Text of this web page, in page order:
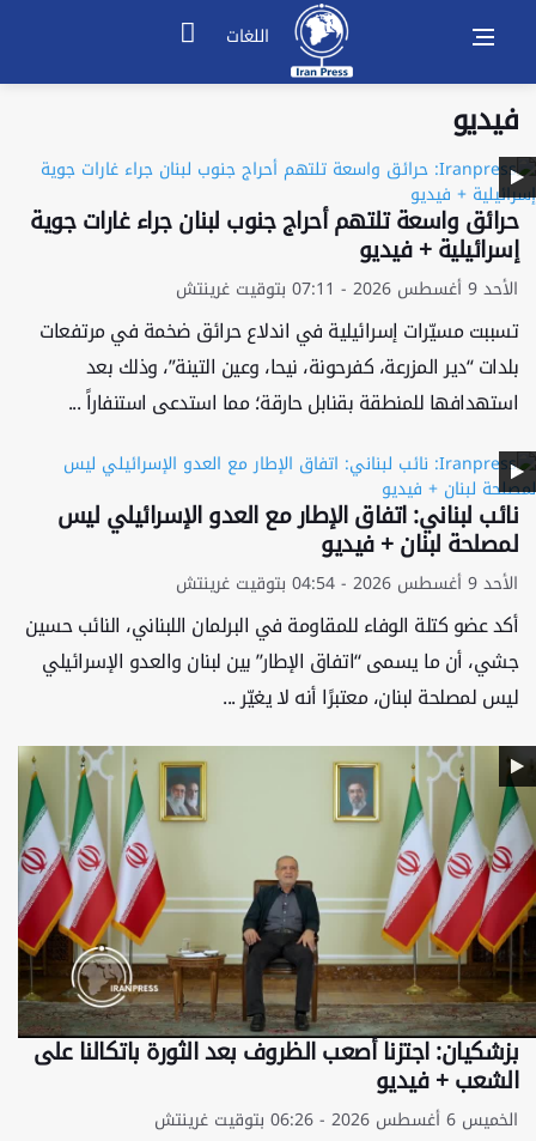
اللغات
فيديو
حرائق واسعة تلتهم أحراج جنوب لبنان جراء غارات جوية
إسرائيلية + فيديو
الأحد 9 أغسطس 2026 - 07:11 بتوقيت غرينتش
تسببت مسيّرات إسرائيلية في اندلاع حرائق ضخمة في مرتفعات
بلدات “دير المزرعة، كفرحونة، نيحا، وعين التينة”، وذلك بعد
استهدافها للمنطقة بقنابل حارقة؛ مما استدعى استنفاراً ...
نائب لبناني: اتفاق الإطار مع العدو الإسرائيلي ليس
لمصلحة لبنان + فيديو
الأحد 9 أغسطس 2026 - 04:54 بتوقيت غرينتش
أكد عضو كتلة الوفاء للمقاومة في البرلمان اللبناني، النائب حسين
جشي، أن ما يسمى ‘‘اتفاق الإطار’’ بين لبنان والعدو الإسرائيلي
ليس لمصلحة لبنان، معتبرًا أنه لا يغيّر ...
بزشكيان: اجتزنا أصعب الظروف بعد الثورة باتكالنا على
الشعب + فيديو
الخميس 6 أغسطس 2026 - 06:26 بتوقيت غرينتش